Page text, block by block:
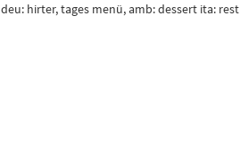
deu: hirter, tages menü, amb: dessert ita: rest